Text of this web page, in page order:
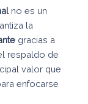
no es un
la
gracias a
respaldo de
valor que
enfocarse